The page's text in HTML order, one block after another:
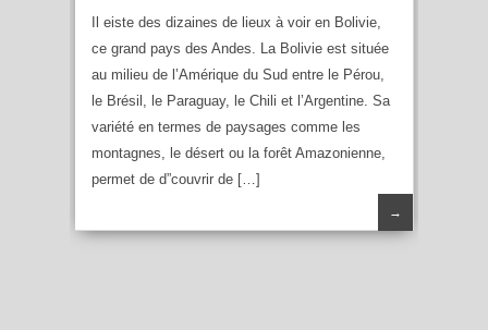
Il eiste des dizaines de lieux à voir en Bolivie,
ce grand pays des Andes. La Bolivie est située
au milieu de l’Amérique du Sud entre le Pérou,
le Brésil, le Paraguay, le Chili et l’Argentine. Sa
variété en termes de paysages comme les
montagnes, le désert ou la forêt Amazonienne,
permet de d”couvrir de […]
→